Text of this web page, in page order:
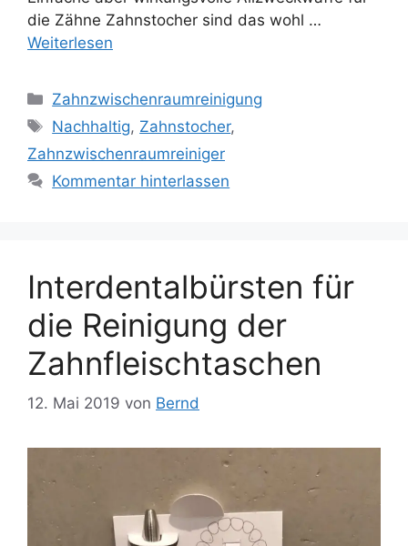
die Zähne Zahnstocher sind das wohl …
Weiterlesen
Kategorien
Zahnzwischenraumreinigung
Schlagwörter
Nachhaltig, Zahnstocher,
Zahnzwischenraumreiniger
Kommentar hinterlassen
Interdentalbürsten für
die Reinigung der
Zahnfleischtaschen
12. Mai 2019 von Bernd